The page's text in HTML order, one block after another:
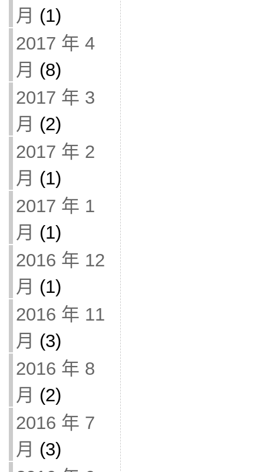
月 (1)
2017 年 4
月 (8)
2017 年 3
月 (2)
2017 年 2
月 (1)
2017 年 1
月 (1)
2016 年 12
月 (1)
2016 年 11
月 (3)
2016 年 8
月 (2)
2016 年 7
月 (3)